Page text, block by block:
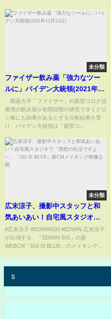
未分類
ファイザー飲み薬「強力なツー
ルに」バイデン大統領(2021年12
月15日)
製薬大手「ファイザー」の新型コロナ治
療用の飲み薬が初期段階の研究でオミクロ
ン株にも効果があるとする分析結果を受
け、バイデン大統領は「新型コ...
未分類
広末涼子、撮影中スタッフと和
気あいあい！自宅風スタジオで
「理想の生活ですよ～」「503 IS
BLUE」新CMメイキング映像公
#広末涼子 #EDWIN503 #EDWIN 広末涼子
が出演する、「EDWIN 503」の新
WEBCM「503 IS BLUE」のメイキング...
s